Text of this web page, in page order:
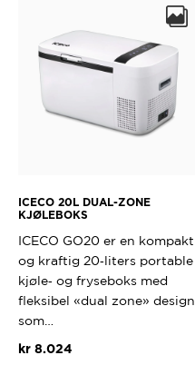
ICECO 20L DUAL-ZONE
KJØLEBOKS
ICECO GO20 er en kompakt
og kraftig 20‑liters portable
kjøle‑ og fryseboks med
fleksibel «dual zone» design
som…
kr8.024